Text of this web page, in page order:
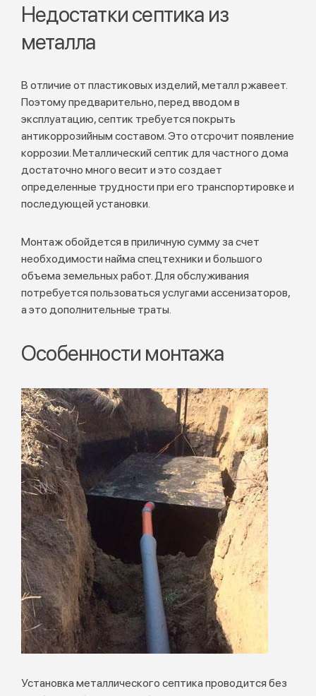
Недостатки септика из
металла
В отличие от пластиковых изделий, металл ржавеет.
Поэтому предварительно, перед вводом в
эксплуатацию, септик требуется покрыть
антикоррозийным составом. Это отсрочит появление
коррозии. Металлический септик для частного дома
достаточно много весит и это создает
определенные трудности при его транспортировке и
последующей установки.
Монтаж обойдется в приличную сумму за счет
необходимости найма спецтехники и большого
объема земельных работ. Для обслуживания
потребуется пользоваться услугами ассенизаторов,
а это дополнительные траты.
Особенности монтажа
Установка металлического септика проводится без